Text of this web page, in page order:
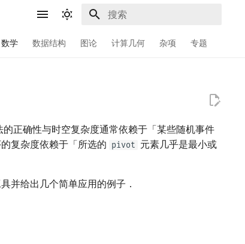
数学 数据结构 图论 计算几何 杂项 专题
的正确性与时空复杂度通常依赖于「某些随机事件
复杂度依赖于「所选的 pivot 元素几乎是最小或
并给出几个简单应用的例子．